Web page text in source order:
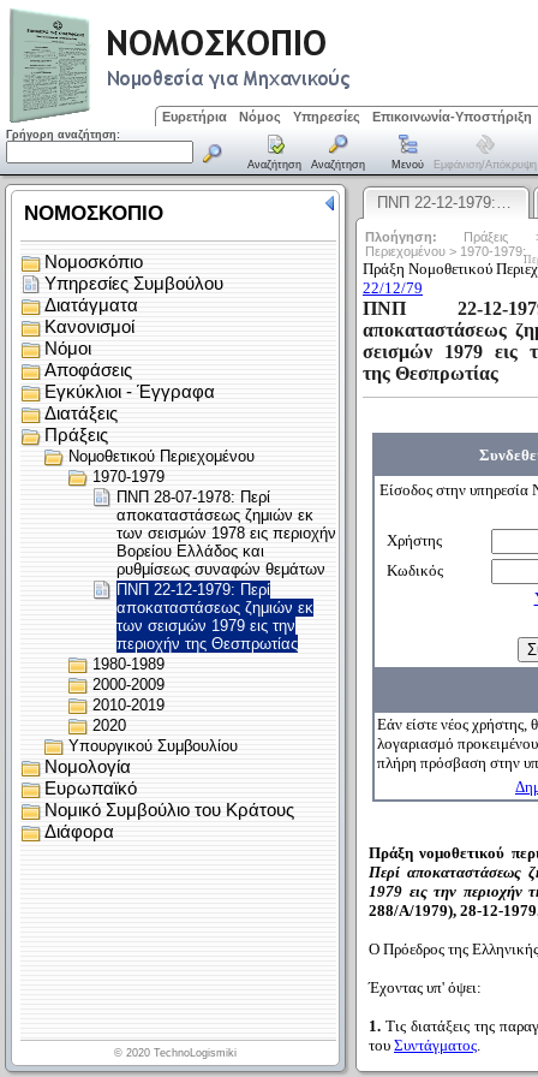
Ευρετήρια Νόμος Υπηρεσίες Επικοινωνία-Υποστήριξη
Γρήγορη αναζήτηση:
Αναζήτηση Αναζήτηση Μενού Εμφάνιση/απόκρυψη
ΠΝΠ 22-12-1979:…